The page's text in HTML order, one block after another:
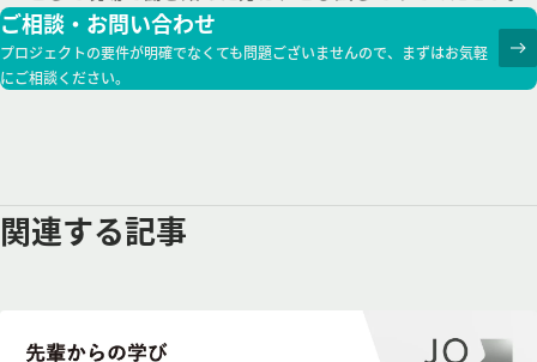
ご相談・お問い合わせ
プロジェクトの要件が明確でなくても問題ございませんので、まずはお気軽
にご相談ください。
関連する記事